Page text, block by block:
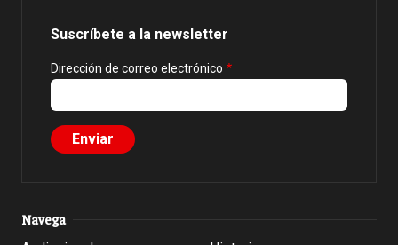
Suscríbete a la newsletter
Dirección de correo electrónico
Navega